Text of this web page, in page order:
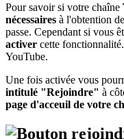
Pour savoir si votre chaîne
nécessaires à l'obtention
passe. Cependant si vous
activer cette
YouTube.
Une fois activée vous
intitulé "Rejoindre" à
page d'acceuil de votre